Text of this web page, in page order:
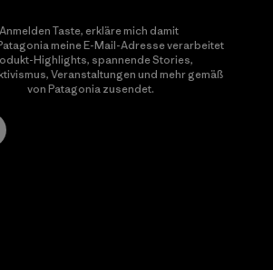
Taste, erkläre mich damit
meine E-Mail-Adresse verarbeitet
Highlights, spannende Stories,
Veranstaltungen und mehr gemäß
von Patagonia zusendet.